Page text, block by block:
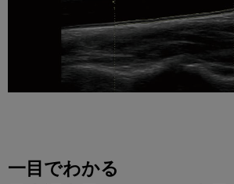
一目でわかる